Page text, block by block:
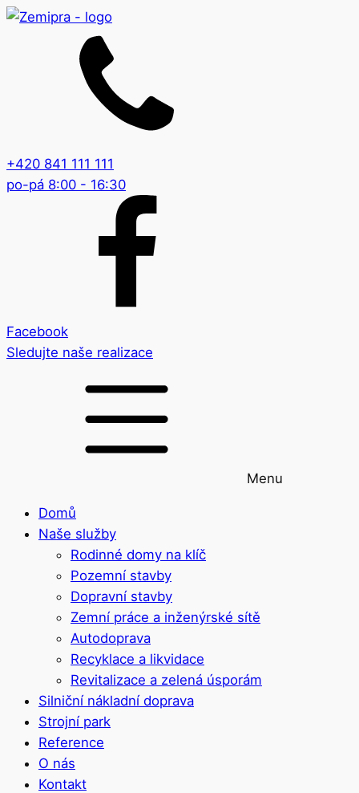
+420 841 111 111
po-pá 8:00 - 16:30
Facebook
Sledujte naše realizace
Menu
Domů
Naše služby
Rodinné domy na klíč
Pozemní stavby
Dopravní stavby
Zemní práce a inženýrské sítě
Autodoprava
Recyklace a likvidace
Revitalizace a zelená úsporám
Silniční nákladní doprava
Strojní park
Reference
O nás
Kontakt